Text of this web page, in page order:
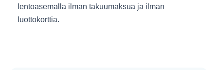
lentoasemalla ilman takuumaksua ja ilman
luottokorttia.